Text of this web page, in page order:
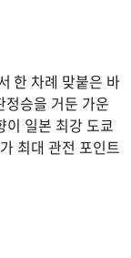
한 차례 맞붙은 바
정승을 거둔 가운
이 일본 최강 도쿄
최대 관전 포인트